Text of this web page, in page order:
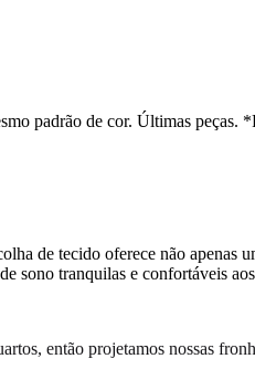
padrão de cor. Últimas
de tecido oferece não
sono tranquilas e confortáveis
então projetamos nossas